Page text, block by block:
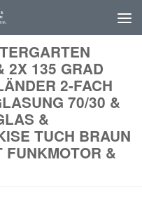
2X 135 GRAD
2-FACH
70/30 &
&
TUCH BRAUN
& H